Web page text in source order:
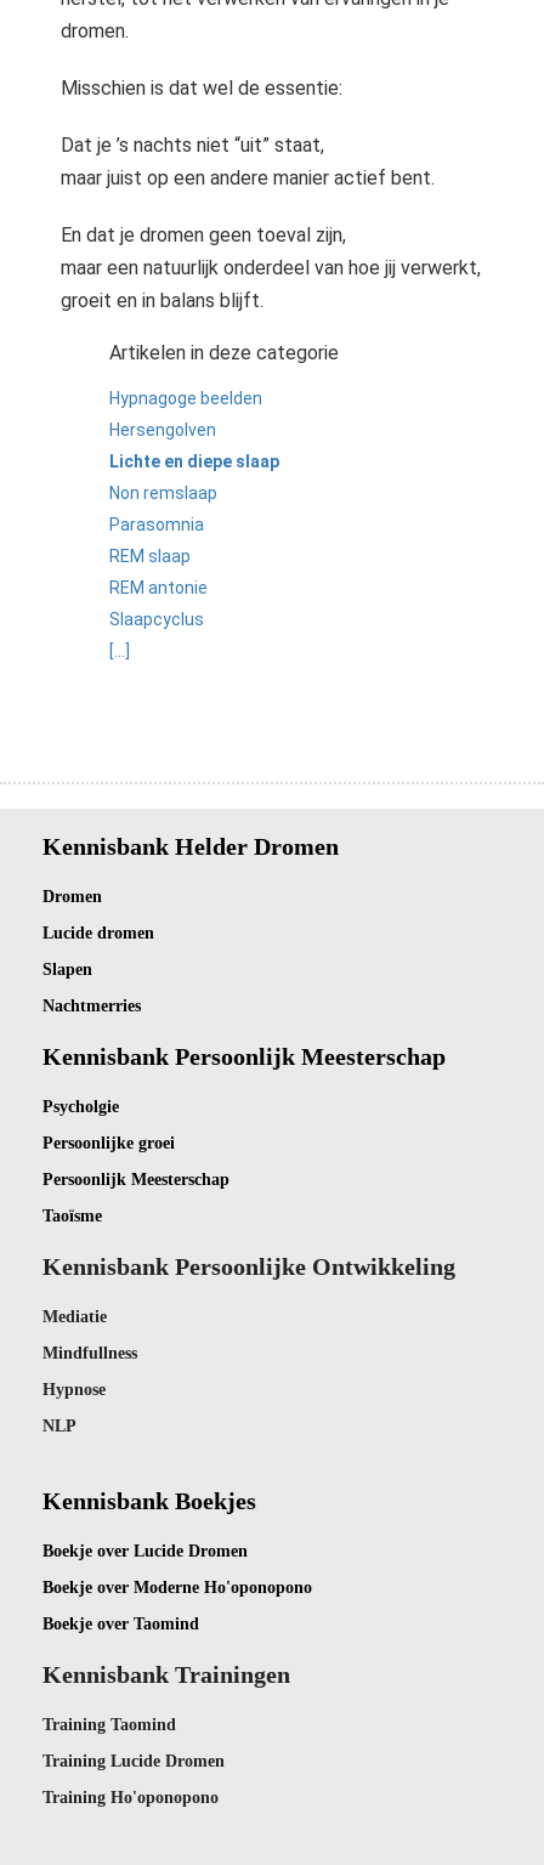
dromen.
Misschien is dat wel de essentie:
Dat je ’s nachts niet “uit” staat,
maar juist op een andere manier actief bent.
En dat je dromen geen toeval zijn,
maar een natuurlijk onderdeel van hoe jij verwerkt,
groeit en in balans blijft.
Artikelen in deze categorie
Hypnagoge beelden
Hersengolven
Lichte en diepe slaap
Non remslaap
Parasomnia
REM slaap
REM antonie
Slaapcyclus
[...]
Kennisbank Helder Dromen
Dromen
Lucide dromen
Slapen
Nachtmerries
Kennisbank Persoonlijk Meesterschap
Psycholgie
Persoonlijke groei
Persoonlijk Meesterschap
Taoïsme
Kennisbank Persoonlijke Ontwikkeling
Mediatie
Mindfullness
Hypnose
NLP
Kennisbank Boekjes
Boekje over Lucide Dromen
Boekje over Moderne Ho'oponopono
Boekje over Taomind
Kennisbank Trainingen
Training Taomind
Training Lucide Dromen
Training Ho'oponopono